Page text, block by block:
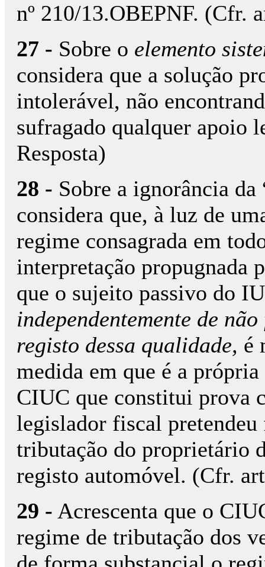
nº 210/13.OBEPNF. (Cfr.
27 - Sobre o elemento
considera que a solução
intolerável, não
sufragado qualquer apoio
Resposta)
28 - Sobre a ignorância da
considera que, à luz de
regime consagrada em
interpretação propugnada
que o sujeito passivo do
independentemente de
registo dessa qualidade, é
medida em que é a
CIUC que constitui prova
legislador fiscal
tributação do proprietário
registo automóvel. (Cfr.
29 - Acrescenta que o
regime de tributação dos